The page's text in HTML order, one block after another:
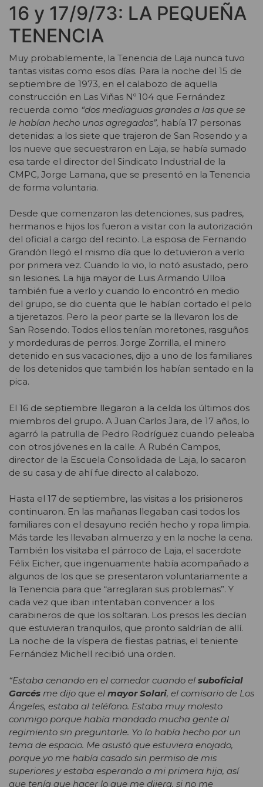
16 y 17/9/73: LA PEQUEÑA
TENENCIA
Muy probablemente, la Tenencia de Laja nunca tuvo
tantas visitas como esos días. Para la noche del 15 de
septiembre de 1973, en el calabozo de aquella
construcción en Las Viñas Nº 104 que Fernández
recuerda como “dos mediaguas grandes a las que se
le habían hecho unos agregados”, había 17 personas
detenidas: a los siete que trajeron de San Rosendo y a
los nueve que secuestraron en Laja, se había sumado
esa tarde el director del Sindicato Industrial de la
CMPC, Jorge Lamana, que se presentó en la Tenencia
de forma voluntaria.
Desde que comenzaron las detenciones, sus padres,
hermanos e hijos los fueron a visitar con la autorización
del oficial a cargo del recinto. La esposa de Fernando
Grandón llegó el mismo día que lo detuvieron a verlo
por primera vez. Cuando lo vio, lo notó asustado, pero
sin lesiones. La hija mayor de Luis Armando Ulloa
también fue a verlo y cuando lo encontró en medio
del grupo, se dio cuenta que le habían cortado el pelo
a tijeretazos. Pero la peor parte se la llevaron los de
San Rosendo. Todos ellos tenían moretones, rasguños
y mordeduras de perros. Jorge Zorrilla, el minero
detenido en sus vacaciones, dijo a uno de los familiares
de los detenidos que también los habían sentado en la
pica.
El 16 de septiembre llegaron a la celda los últimos dos
miembros del grupo. A Juan Carlos Jara, de 17 años, lo
agarró la patrulla de Pedro Rodríguez cuando peleaba
con otros jóvenes en la calle. A Rubén Campos,
director de la Escuela Consolidada de Laja, lo sacaron
de su casa y de ahí fue directo al calabozo.
Hasta el 17 de septiembre, las visitas a los prisioneros
continuaron. En las mañanas llegaban casi todos los
familiares con el desayuno recién hecho y ropa limpia.
Más tarde les llevaban almuerzo y en la noche la cena.
También los visitaba el párroco de Laja, el sacerdote
Félix Eicher, que ingenuamente había acompañado a
algunos de los que se presentaron voluntariamente a
la Tenencia para que “arreglaran sus problemas”. Y
cada vez que iban intentaban convencer a los
carabineros de que los soltaran. Los presos les decían
que estuvieran tranquilos, que pronto saldrían de allí.
La noche de la víspera de fiestas patrias, el teniente
Fernández Michell recibió una orden.
“Estaba cenando en el comedor cuando el suboficial
Garcés me dijo que el mayor Solari, el comisario de Los
Ángeles, estaba al teléfono. Estaba muy molesto
conmigo porque había mandado mucha gente al
regimiento sin preguntarle. Yo lo había hecho por un
tema de espacio. Me asustó que estuviera enojado,
porque yo me había casado sin permiso de mis
superiores y estaba esperando a mi primera hija, así
que tenía que hacer lo que me dijera, si no me